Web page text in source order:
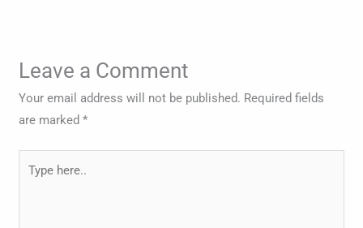
Leave a Comment
Your email address will not be published. Required fields
are marked*
here..